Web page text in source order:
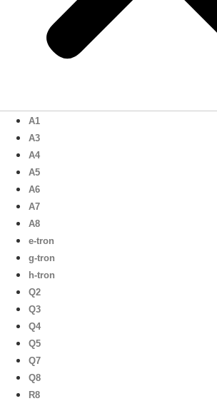
A1
A3
A4
A5
A6
A7
A8
e-tron
g-tron
h-tron
Q2
Q3
Q4
Q5
Q7
Q8
R8